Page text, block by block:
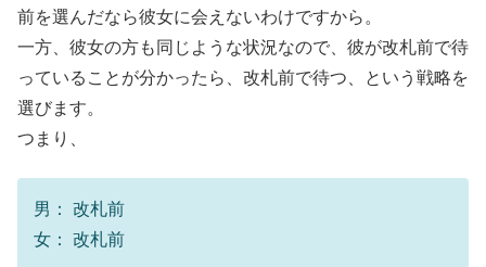
前を選んだなら彼女に会えないわけですから。
一方、彼女の方も同じような状況なので、彼が改札前で待
っていることが分かったら、改札前で待つ、という戦略を
選びます。
つまり、
男： 改札前
女： 改札前